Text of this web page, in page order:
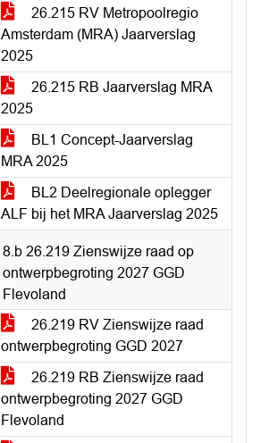
26.215 RV Metropoolregio
Amsterdam (MRA) Jaarverslag
2025
26.215 RB Jaarverslag MRA
2025
BL1 Concept-Jaarverslag
MRA 2025
BL2 Deelregionale oplegger
ALF bij het MRA Jaarverslag 2025
8.b 26.219 Zienswijze raad op
ontwerpbegroting 2027 GGD
Flevoland
26.219 RV Zienswijze raad
ontwerpbegroting GGD 2027
26.219 RB Zienswijze raad
ontwerpbegroting 2027 GGD
Flevoland